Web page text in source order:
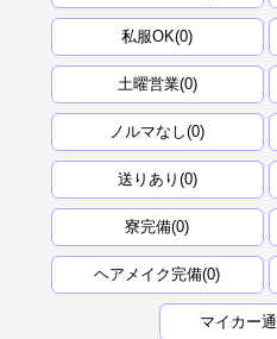
私服OK(0)
土曜営業(0)
ノルマなし(0)
送りあり(0)
寮完備(0)
ヘアメイク完備(0)
マイカー